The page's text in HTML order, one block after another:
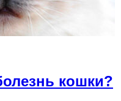
кошки?